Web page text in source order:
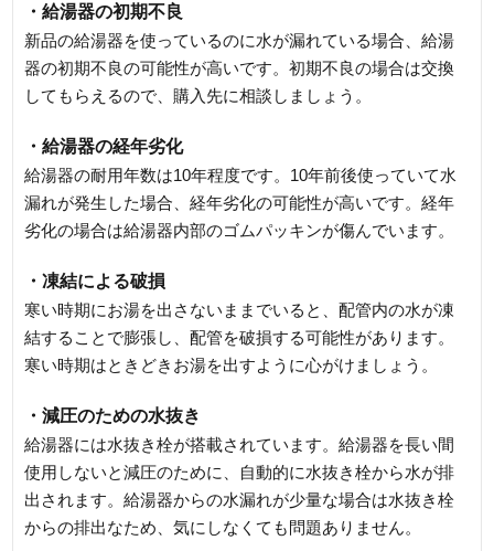
・給湯器の初期不良
新品の給湯器を使っているのに水が漏れている場合、給湯
器の初期不良の可能性が高いです。初期不良の場合は交換
してもらえるので、購入先に相談しましょう。
・給湯器の経年劣化
給湯器の耐用年数は10年程度です。10年前後使っていて水
漏れが発生した場合、経年劣化の可能性が高いです。経年
劣化の場合は給湯器内部のゴムパッキンが傷んでいます。
・凍結による破損
寒い時期にお湯を出さないままでいると、配管内の水が凍
結することで膨張し、配管を破損する可能性があります。
寒い時期はときどきお湯を出すように心がけましょう。
・減圧のための水抜き
給湯器には水抜き栓が搭載されています。給湯器を長い間
使用しないと減圧のために、自動的に水抜き栓から水が排
出されます。給湯器からの水漏れが少量な場合は水抜き栓
からの排出なため、気にしなくても問題ありません。